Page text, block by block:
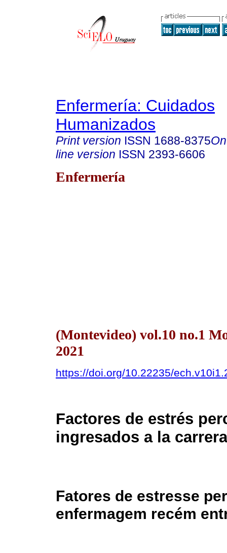
Enfermería: Cuidados
Humanizados
Print version ISSN 1688-8375
line version ISSN 2393-6606
Enfermería
(Montevideo) vol.10 no.1
2021
https://doi.org/10.22235/
Factores de estrés
ingresados a la
Fatores de estresse
enfermagem recém